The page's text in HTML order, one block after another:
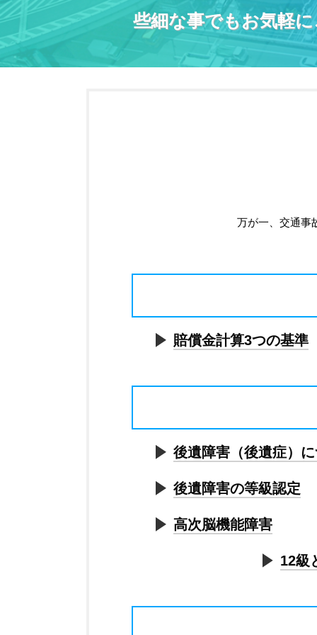
些細な事でもお気軽
万が一、交通事
賠償金計算3つの基準
後遺障害（後遺症）
後遺障害の等級認定
高次脳機能障害
12級